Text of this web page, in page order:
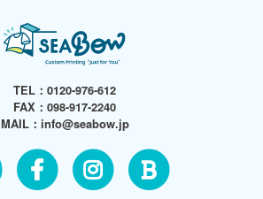
TEL： 0120-976-612
FAX：098-917-2240
MAIL： info@seabow.jp